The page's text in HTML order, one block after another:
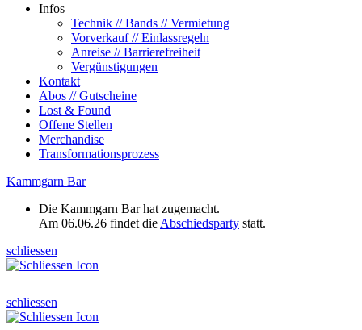
Infos
Technik // Bands // Vermietung
Vorverkauf // Einlassregeln
Anreise // Barrierefreiheit
Vergünstigungen
Kontakt
Abos // Gutscheine
Lost & Found
Offene Stellen
Merchandise
Transformationsprozess
Kammgarn Bar
Die Kammgarn Bar hat zugemacht.
Am 06.06.26 findet die Abschiedsparty statt.
schliessen
schliessen